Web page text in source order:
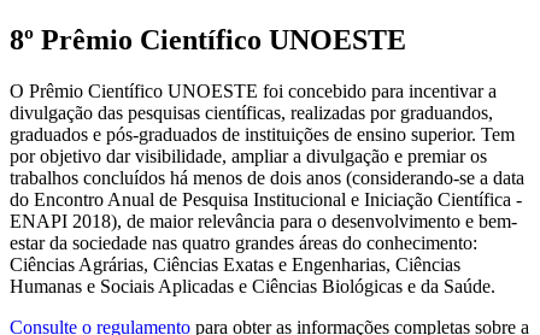
8º Prêmio Científico UNOESTE
O Prêmio Científico UNOESTE foi concebido para incentivar a
divulgação das pesquisas científicas, realizadas por graduandos,
graduados e pós-graduados de instituições de ensino superior. Tem
por objetivo dar visibilidade, ampliar a divulgação e premiar os
trabalhos concluídos há menos de dois anos (considerando-se a data
do Encontro Anual de Pesquisa Institucional e Iniciação Científica -
ENAPI 2018), de maior relevância para o desenvolvimento e bem-
estar da sociedade nas quatro grandes áreas do conhecimento:
Ciências Agrárias, Ciências Exatas e Engenharias, Ciências
Humanas e Sociais Aplicadas e Ciências Biológicas e da Saúde.
Consulte o regulamento para obter as informações completas sobre a